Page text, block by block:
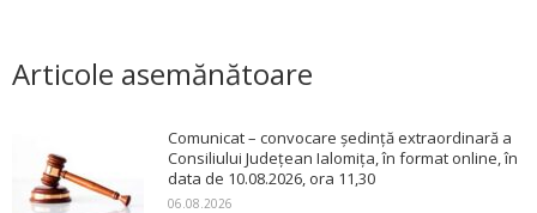
Articole asemănătoare
Comunicat – convocare ședință extraordinară a
Consiliului Județean Ialomița, în format online, în
data de 10.08.2026, ora 11,30
06.08.2026